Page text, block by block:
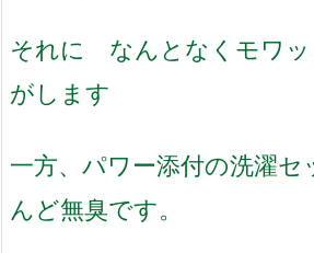
それに なんとなくモワ
がします
一方、パワー添付の洗濯
んど無臭です。